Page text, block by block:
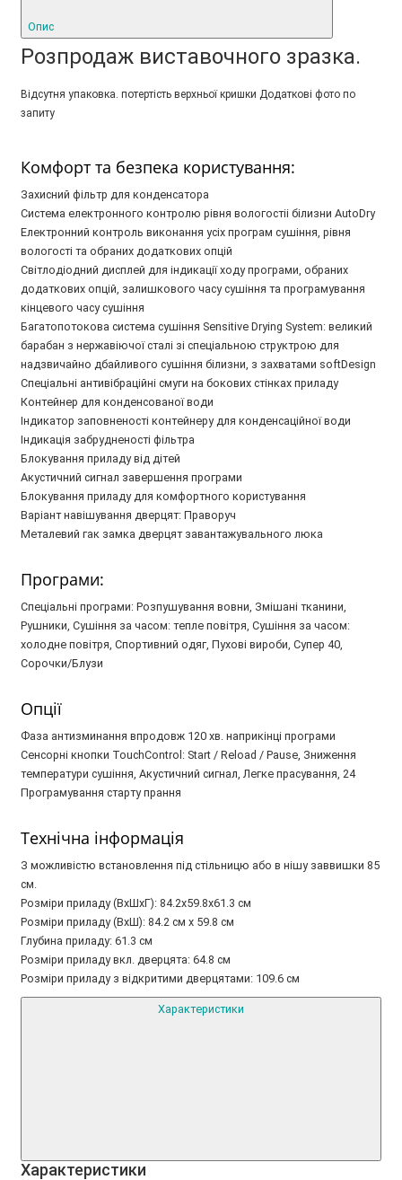
Опис
Розпродаж виставочного зразка.
Відсутня упаковка. потертість верхньої кришки Додаткові фото по
запиту
Комфорт та безпека користування:
Захисний фільтр для конденсатора
Система електронного контролю рівня вологостіі білизни AutoDry
Електронний контроль виконання усіх програм сушіння, рівня
вологості та обраних додаткових опцій
Світлодіодний дисплей для індикації ходу програми, обраних
додаткових опцій, залишкового часу сушіння та програмування
кінцевого часу сушіння
Багатопотокова система сушіння Sensitive Drying System: великий
барабан з нержавіючої сталі зі спеціальною структрою для
надзвичайно дбайливого сушіння білизни, з захватами softDesign
Cпеціальні антивібраційні смуги на бокових стінках приладу
Контейнер для конденсованої води
Індикатор заповненості контейнеру для конденсаційної води
Індикація забрудненості фільтра
Блокування приладу від дітей
Акустичний сигнал завершення програми
Блокування приладу для комфортного користування
Варіант навішування дверцят: Праворуч
Металевий гак замка дверцят завантажувального люка
Програми:
Спеціальні програми: Розпушування вовни, Змішані тканини,
Рушники, Сушіння за часом: тепле повітря, Сушіння за часом:
холодне повітря, Спортивний одяг, Пухові вироби, Супер 40,
Сорочки/Блузи
Опції
Фаза антизминання впродовж 120 хв. наприкінці програми
Сенсорні кнопки TouchControl: Start / Reload / Pause, Зниження
температури сушіння, Акустичний сигнал, Легке прасування, 24
Програмування старту прання
Технічна інформація
З можливістю встановлення під стільницю або в нішу заввишки 85
см.
Розміри приладу (ВхШхГ): 84.2х59.8х61.3 см
Розміри приладу (ВхШ): 84.2 см x 59.8 см
Глубина приладу: 61.3 см
Розміри приладу вкл. дверцята: 64.8 см
Розміри приладу з відкритими дверцятами: 109.6 см
Xарактеристики